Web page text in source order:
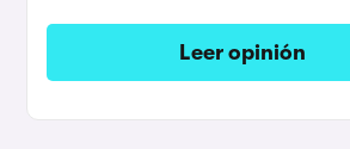
Leer opinión